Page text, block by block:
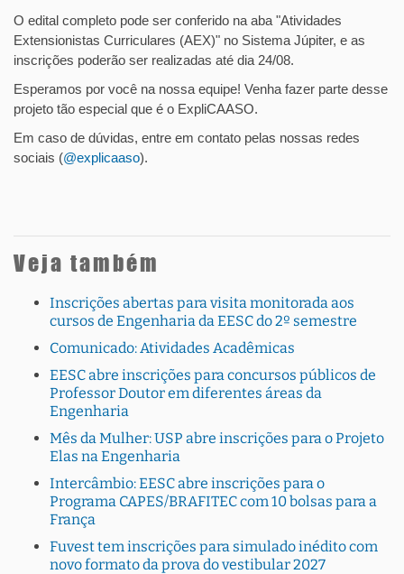
O edital completo pode ser conferido na aba "Atividades
Extensionistas Curriculares (AEX)" no Sistema Júpiter, e as
inscrições poderão ser realizadas até dia 24/08.
Esperamos por você na nossa equipe! Venha fazer parte desse
projeto tão especial que é o ExpliCAASO.
Em caso de dúvidas, entre em contato pelas nossas redes
sociais (@explicaaso).
Veja também
Inscrições abertas para visita monitorada aos
cursos de Engenharia da EESC do 2º semestre
Comunicado: Atividades Acadêmicas
EESC abre inscrições para concursos públicos de
Professor Doutor em diferentes áreas da
Engenharia
Mês da Mulher: USP abre inscrições para o Projeto
Elas na Engenharia
Intercâmbio: EESC abre inscrições para o
Programa CAPES/BRAFITEC com 10 bolsas para a
França
Fuvest tem inscrições para simulado inédito com
novo formato da prova do vestibular 2027